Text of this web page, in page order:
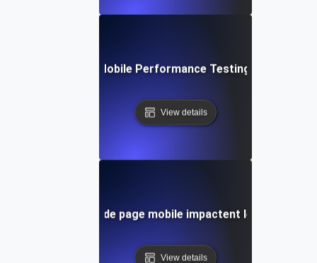
Future Trends in Mobile Performance Testing and
View details
de chargement de page mobile impactent le
View details